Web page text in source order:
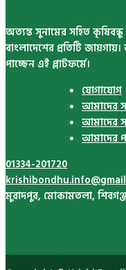
অত্যন্ত সুনামের সহিত
বাংলাদেশের প্রতিটি
পাচ্ছেন এই প্লাটফর্মে।
যোগাযোগ
আমাদের
আমাদের
আমাদের
01334-201720
মুরাদপুর, মোকামতলা,